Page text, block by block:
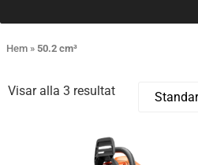
Hem » 50.2 cm³
Visar alla 3 resultat